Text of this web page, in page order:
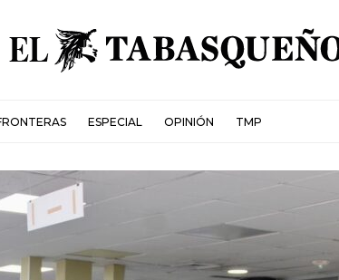
ESPECIAL OPINIÓN TMP